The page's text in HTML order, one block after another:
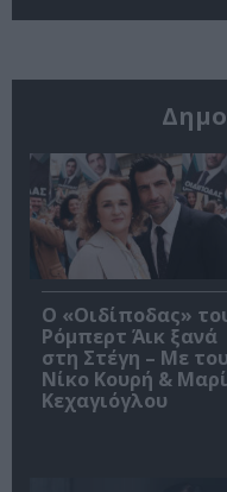
O «Οιδίποδας»
Ρόμπερτ Άικ ξανά
στη Στέγη – Με
Νίκο Κουρή &
Κεχαγιόγλου